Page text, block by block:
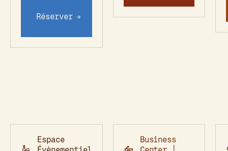
Réserver
Espace
Business